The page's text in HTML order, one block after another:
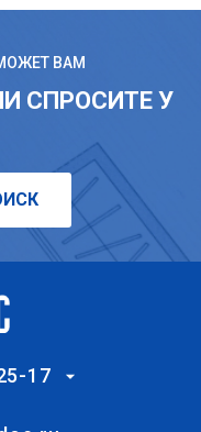
ВАМ
СПРОСИТЕ У
17